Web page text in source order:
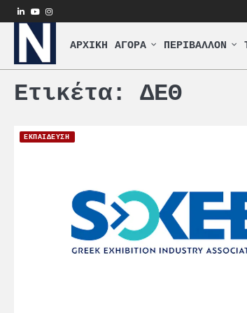
Skip
to
content
linkedin
youtube
instagram
ΑΡΧΙΚΗ ΑΓΟΡΑ ΠΕΡΙΒΑΛΛΟΝ
Ετικέτα: ΔΕΘ
ΕΚΠΑΙΔΕΥΣΗ